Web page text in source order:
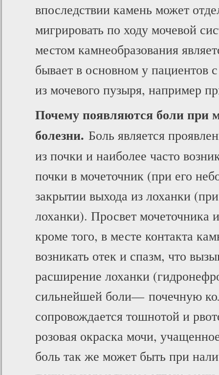
впоследствии камень может
мигрировать по ходу мочевой
местом камнеобразования
бывает в основном у пациентов
из мочевого пузыря, например
Почему появляются боли при
болезни. Боль является
из почки и наиболее часто
почки в мочеточник (при его
закрытии выхода из лоханки
лоханки). Просвет мочеточника
кроме того, в месте контакта
возникать отек и спазм, что
расширение лоханки
сильнейшей боли— почечную
сопровождается тошнотой и
розовая окраска мочи,
боль так же может быть при